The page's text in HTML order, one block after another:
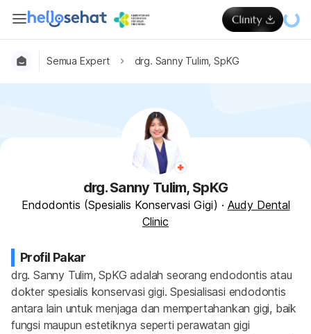
Semua Expert drg. Sanny Tulim, SpKG
drg. Sanny Tulim, SpKG
Endodontis (Spesialis Konservasi Gigi) · Audy Dental
Clinic
Profil Pakar
drg. Sanny Tulim, SpKG adalah seorang endodontis atau
dokter spesialis konservasi gigi. Spesialisasi endodontis
antara lain untuk menjaga dan mempertahankan gigi, baik
fungsi maupun estetiknya seperti perawatan gigi